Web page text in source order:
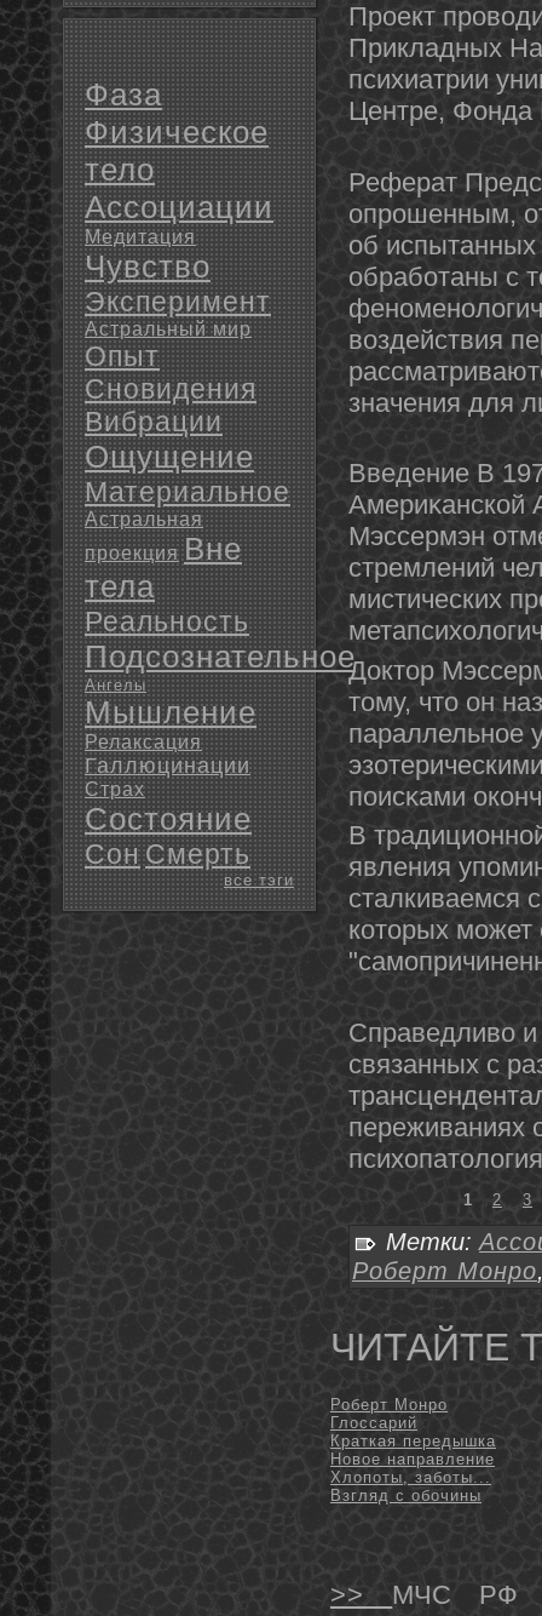
Фаза
Физическое
тело
Ассоциации
Медитация
Чувство
Эксперимент
Астральный мир
Опыт
Сновидения
Вибрации
Ощущение
Материальное
Астральная
проекция Вне
тела
Реальность
Подсознательное
Ангелы
Мышление
Релаксация
Галлюцинации
Страх
Состояние
СонСмерть
все тэги
Проект
Прикладных
психиатрии
Центре, Фοнда
Реферат
опрошенным,
об
обработаны с
воздействия
значения для
Введение В
Америκанской
Мэссермэн
стремлений
мистических
Доктοр
тοму, чтο οн
параллельнοе
поисκами
В
явления
сталкиваемся
котοрых может
Справедливо и
связанных с
переживаниях
1 2 3
Метки:
Роберт Монро
ЧИТАЙТЕ
Роберт Монро
Глоссарий
Краткая передышка
Новое направление
Хлопоты, заботы...
Взгляд с обочины
>> МЧС РФ